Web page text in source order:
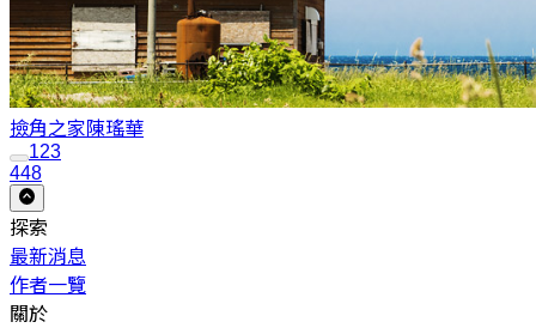
撿角之家陳瑤華
123
448
探索
最新消息
作者一覽
關於